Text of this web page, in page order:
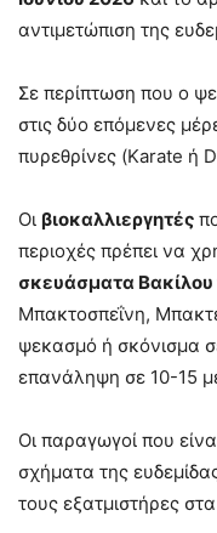
αντιμετώπιση της
Σε περίπτωση που ο
στις δύο επόμενες
πυρεθρίνες (Karate ή
Οι βιοκαλλιεργητές
περιοχές πρέπει να
σκευάσματα Βακίλου
Μπακτοσπεΐνη,
ψεκασμό ή σκόνισμα
επανάληψη σε 10-15
Οι παραγωγοί που
σχήματα της
τους εξατμιστήρες